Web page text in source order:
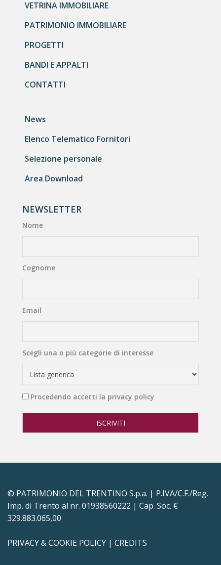
VETRINA IMMOBILIARE
PATRIMONIO IMMOBILIARE
PROGETTI
BANDI E APPALTI
CONTATTI
News
Elenco Telematico Fornitori
Selezione personale
Area Download
NEWSLETTER
Nome
Cognome
Email
Scegli una o più categorie di interesse
Procedendo accetti la privacy policy
© PATRIMONIO DEL TRENTINO S.p.a. | P.IVA/C.F./Reg.
Imp. di Trento al nr. 01938560222 | Cap. Soc. €
329.883.065,00
PRIVACY & COOKIE POLICY | CREDITS